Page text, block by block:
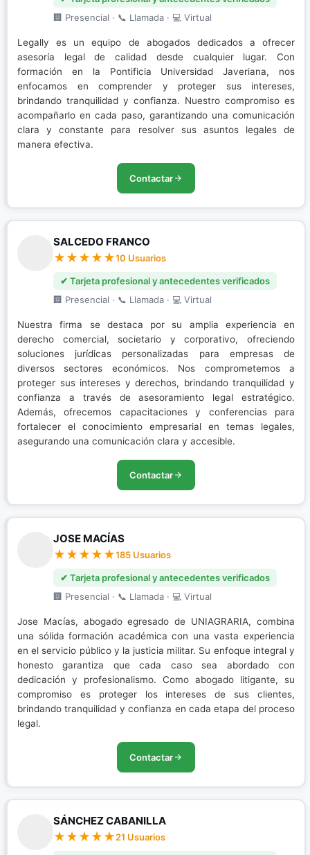
🏢 Presencial · 📞 Llamada · 💻 Virtual
Legally es un equipo de abogados dedicados a ofrecer
asesoría legal de calidad desde cualquier lugar. Con
formación en la Pontificia Universidad Javeriana, nos
enfocamos en comprender y proteger sus intereses,
brindando tranquilidad y confianza. Nuestro compromiso es
acompañarlo en cada paso, garantizando una comunicación
clara y constante para resolver sus asuntos legales de
manera efectiva.
Contactar
SALCEDO FRANCO
10 Usuarios
✔ Tarjeta profesional y antecedentes verificados
🏢 Presencial · 📞 Llamada · 💻 Virtual
Nuestra firma se destaca por su amplia experiencia en
derecho comercial, societario y corporativo, ofreciendo
soluciones jurídicas personalizadas para empresas de
diversos sectores económicos. Nos comprometemos a
proteger sus intereses y derechos, brindando tranquilidad y
confianza a través de asesoramiento legal estratégico.
Además, ofrecemos capacitaciones y conferencias para
fortalecer el conocimiento empresarial en temas legales,
asegurando una comunicación clara y accesible.
Contactar
JOSE MACÍAS
185 Usuarios
✔ Tarjeta profesional y antecedentes verificados
🏢 Presencial · 📞 Llamada · 💻 Virtual
Jose Macías, abogado egresado de UNIAGRARIA, combina
una sólida formación académica con una vasta experiencia
en el servicio público y la justicia militar. Su enfoque integral y
honesto garantiza que cada caso sea abordado con
dedicación y profesionalismo. Como abogado litigante, su
compromiso es proteger los intereses de sus clientes,
brindando tranquilidad y confianza en cada etapa del proceso
legal.
Contactar
SÁNCHEZ CABANILLA
21 Usuarios